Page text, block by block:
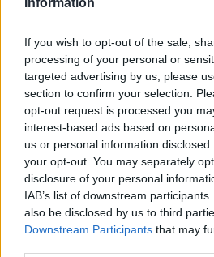
Information
If you wish to opt-out of the sale,
processing of your personal or
targeted advertising by us, please
section to confirm your selection.
opt-out request is processed you
interest-based ads based on
us or personal information
your opt-out. You may separately
disclosure of your personal
IAB’s list of downstream
also be disclosed by us to third
Downstream Participants that may